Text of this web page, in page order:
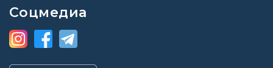
Соцмедиа